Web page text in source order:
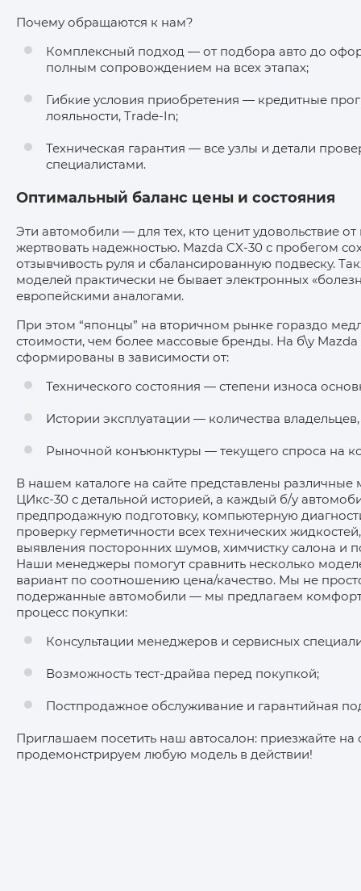
Почему обращаются к нам?
Комплексный подход — от подбора авто до
полным сопровождением на всех этапах;
Гибкие условия приобретения — кредитные
лояльности, Trade-In;
Техническая гарантия — все узлы и детали
специалистами.
Оптимальный баланс цены и состояния
Эти автомобили — для тех, кто ценит удовольствие
жертвовать надежностью. Mazda CX‑30 с пробегом
отзывчивость руля и сбалансированную подвеску.
моделей практически не бывает электронных
европейскими аналогами.
При этом “японцы” на вторичном рынке гораздо
стоимости, чем более массовые бренды. На б\у Mazda
сформированы в зависимости от:
Технического состояния — степени износа
Истории эксплуатации — количества
Рыночной конъюнктуры — текущего спроса на
В нашем каталоге на сайте представлены
ЦИкс-30 с детальной историей, а каждый б/у
предпродажную подготовку, компьютерную
проверку герметичности всех технических
выявления посторонних шумов, химчистку салона и
Наши менеджеры помогут сравнить несколько
вариант по соотношению цена/качество. Мы не
подержанные автомобили — мы предлагаем
процесс покупки:
Консультации менеджеров и сервисных
Возможность тест-драйва перед покупкой;
Постпродажное обслуживание и гарантийная
Приглашаем посетить наш автосалон: приезжайте
продемонстрируем любую модель в действии!